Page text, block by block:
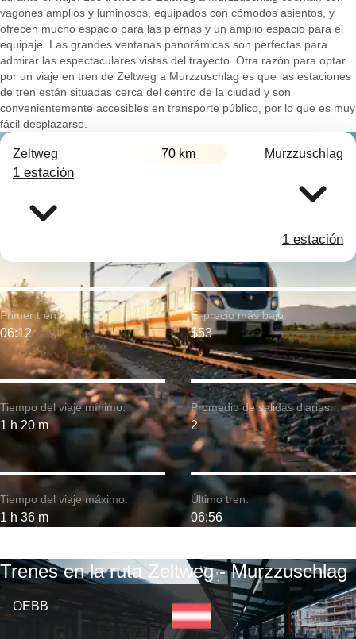
vagones amplios y luminosos, equipados con cómodos asientos, y
ofrecen mucho espacio para las piernas y un amplio espacio para el
equipaje. Las grandes ventanas panorámicas son perfectas para
admirar las espectaculares vistas del trayecto. Otra razón para optar
por un viaje en tren de Zeltweg a Murzzuschlag es que las estaciones
de tren están situadas cerca del centro de la ciudad y son
convenientemente accesibles en transporte público, por lo que es muy
fácil desplazarse.
Zeltweg 70 km Murzzuschlag
1 estación
1 estación
Tiempo del viaje mínimo:
1 h 20 m
Primer tren:
06:12
Tiempo del viaje máximo:
1 h 36 m
El precio más bajo:
$53
Promedio de salidas diarias:
2
Último tren:
06:56
Trenes en la ruta Zeltweg - Murzzuschlag
OEBB